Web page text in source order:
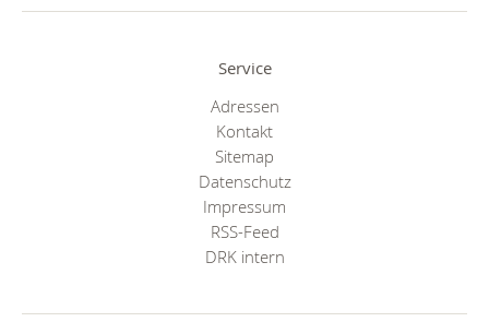
Service
Adressen
Kontakt
Sitemap
Datenschutz
Impressum
RSS-Feed
DRK intern